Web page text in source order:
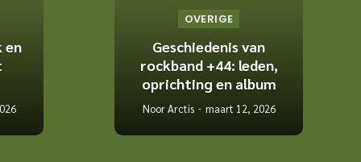
en
OVERIGE
Geschiedenis van
rockband +44: leden,
oprichting en album
Noor Arctis maart 12, 2026